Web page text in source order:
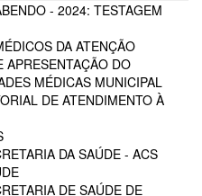
- 2024: TESTAGEM
DA ATENÇÃO
APRESENTAÇÃO DO
MÉDICAS MUNICIPAL
DE ATENDIMENTO À
DA SAÚDE - ACS
DE SAÚDE DE